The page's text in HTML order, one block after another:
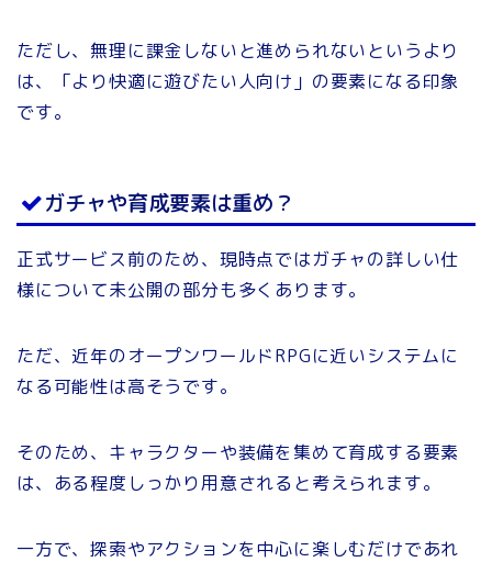
ただし、無理に課金しないと進められないというより
は、「より快適に遊びたい人向け」の要素になる印象
です。
ガチャや育成要素は重め？
正式サービス前のため、現時点ではガチャの詳しい仕
様について未公開の部分も多くあります。
ただ、近年のオープンワールドRPGに近いシステムに
なる可能性は高そうです。
そのため、キャラクターや装備を集めて育成する要素
は、ある程度しっかり用意されると考えられます。
一方で、探索やアクションを中心に楽しむだけであれ